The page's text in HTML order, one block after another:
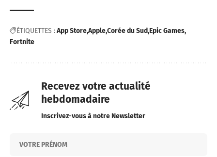
ÉTIQUETTES :App StoreAppleCorée du Sud Epic Games
Fortnite
Recevez votre actualité
hebdomadaire
Inscrivez-vous à notre Newsletter